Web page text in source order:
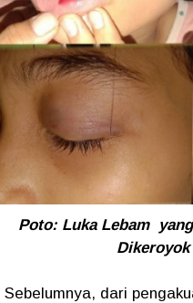
Poto: Luka Lebam
Dikeroyok
Sebelumnya, dari